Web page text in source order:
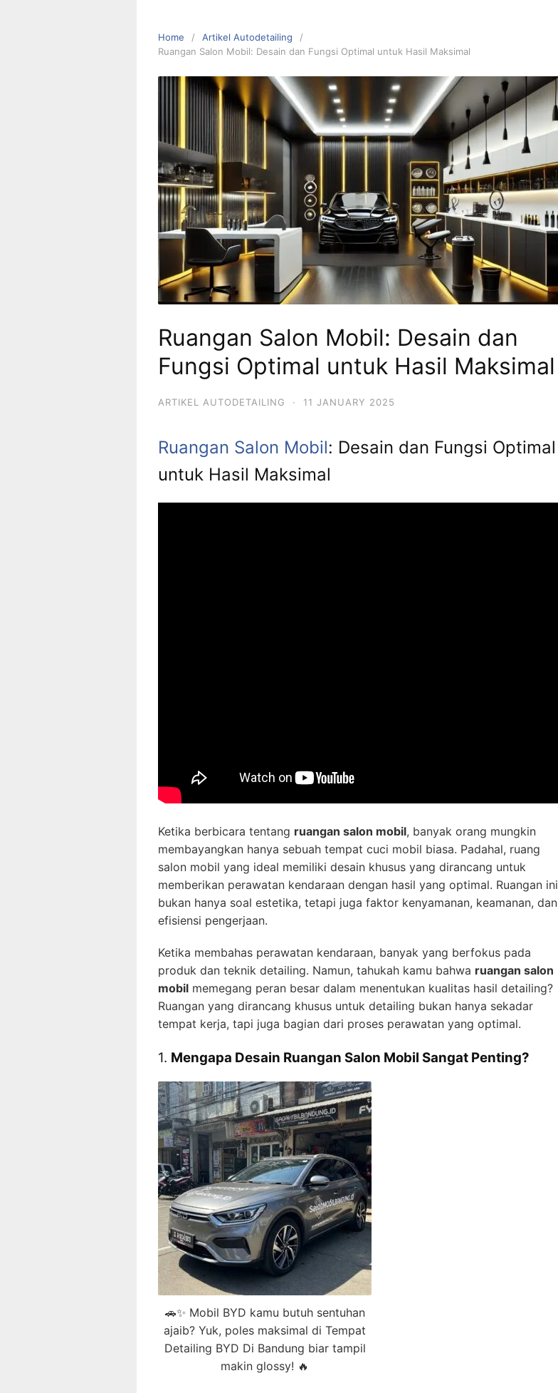
Home
Artikel Autodetailing
Ruangan Salon Mobil: Desain dan Fungsi Optimal untuk Hasil Maksimal
Ruangan Salon Mobil: Desain dan
Fungsi Optimal untuk Hasil Maksimal
ARTIKEL AUTODETAILING · 11 JANUARY 2025
Ruangan Salon Mobil: Desain dan Fungsi Optimal
untuk Hasil Maksimal
Ketika berbicara tentang ruangan salon mobil, banyak orang mungkin
membayangkan hanya sebuah tempat cuci mobil biasa. Padahal, ruang
salon mobil yang ideal memiliki desain khusus yang dirancang untuk
memberikan perawatan kendaraan dengan hasil yang optimal. Ruangan ini
bukan hanya soal estetika, tetapi juga faktor kenyamanan, keamanan, dan
efisiensi pengerjaan.
Ketika membahas perawatan kendaraan, banyak yang berfokus pada
produk dan teknik detailing. Namun, tahukah kamu bahwa ruangan salon
mobil memegang peran besar dalam menentukan kualitas hasil detailing?
Ruangan yang dirancang khusus untuk detailing bukan hanya sekadar
tempat kerja, tapi juga bagian dari proses perawatan yang optimal.
1. Mengapa Desain Ruangan Salon Mobil Sangat Penting?
🚗✨ Mobil BYD kamu butuh sentuhan
ajaib? Yuk, poles maksimal di Tempat
Detailing BYD Di Bandung biar tampil
makin glossy! 🔥